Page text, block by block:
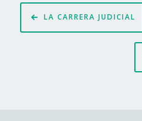
Navegación
de
LA CARRERA JUDICIAL